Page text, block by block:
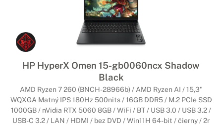
HP HyperX Omen 15-gb0060ncx Shadow
Black
AMD Ryzen 7 260 (BNCH-28966b) / AMD Ryzen AI / 15,3"
WQXGA Matný IPS 180Hz 500nits / 16GB DDR5 / M.2 PCIe SSD
1000GB / nVidia RTX 5060 8GB / WiFi / BT / USB 3.0 / USB 3.2 /
USB-C 3.2 / LAN / HDMI / bez DVD / Win11H 64-bit / čierny / 2r